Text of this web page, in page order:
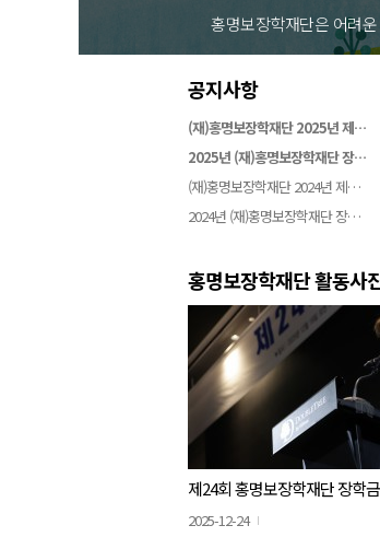
홍명보장학재단은 어려
공지사항
(재)홍명보장학재단 2025년 제…
2025년 (재)홍명보장학재단 장…
(재)홍명보장학재단 2024년 제…
2024년 (재)홍명보장학재단 장…
홍명보장학재단 활동사
제24회 홍명보장학재단 장학
2025-12-24